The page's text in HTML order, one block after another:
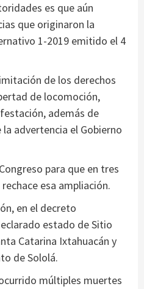
es que aún
que originaron la
1-2019 emitido el 4
de los derechos
de locomoción,
además de
advertencia el Gobierno
para que en tres
esa ampliación.
en el decreto
estado de Sitio
Catarina Ixtahuacán y
de Sololá.
múltiples muertes